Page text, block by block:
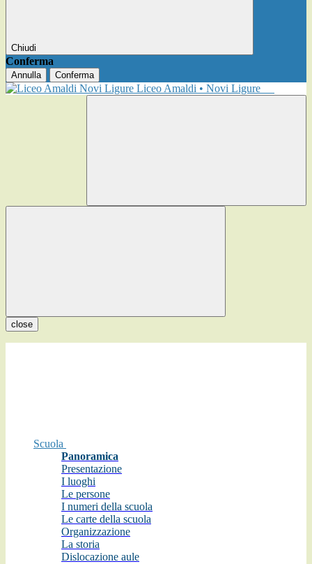
Chiudi
Conferma
Annulla Conferma
Liceo Amaldi • Novi Ligure
close
Scuola
Panoramica
Presentazione
I luoghi
Le persone
I numeri della scuola
Le carte della scuola
Organizzazione
La storia
Dislocazione aule